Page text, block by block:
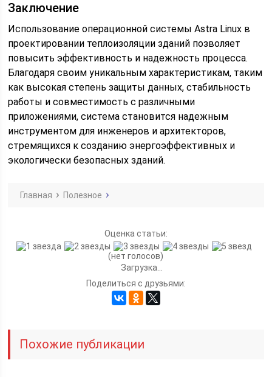
Заключение
Использование операционной системы Astra Linux в
проектировании теплоизоляции зданий позволяет
повысить эффективность и надежность процесса.
Благодаря своим уникальным характеристикам, таким
как высокая степень защиты данных, стабильность
работы и совместимость с различными
приложениями, система становится надежным
инструментом для инженеров и архитекторов,
стремящихся к созданию энергоэффективных и
экологически безопасных зданий.
Главная Полезное
Оценка статьи:
(нет голосов)
Загрузка...
Поделиться с друзьями:
Похожие публикации